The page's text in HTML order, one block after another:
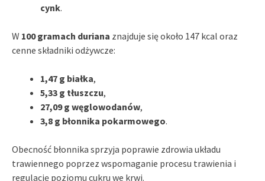
cynk.
W 100 gramach duriana znajduje się około 147 kcal oraz
cenne składniki odżywcze:
1,47 g białka,
5,33 g tłuszczu,
27,09 g węglowodanów,
3,8 g błonnika pokarmowego.
Obecność błonnika sprzyja poprawie zdrowia układu
trawiennego poprzez wspomaganie procesu trawienia i
regulację poziomu cukru we krwi.